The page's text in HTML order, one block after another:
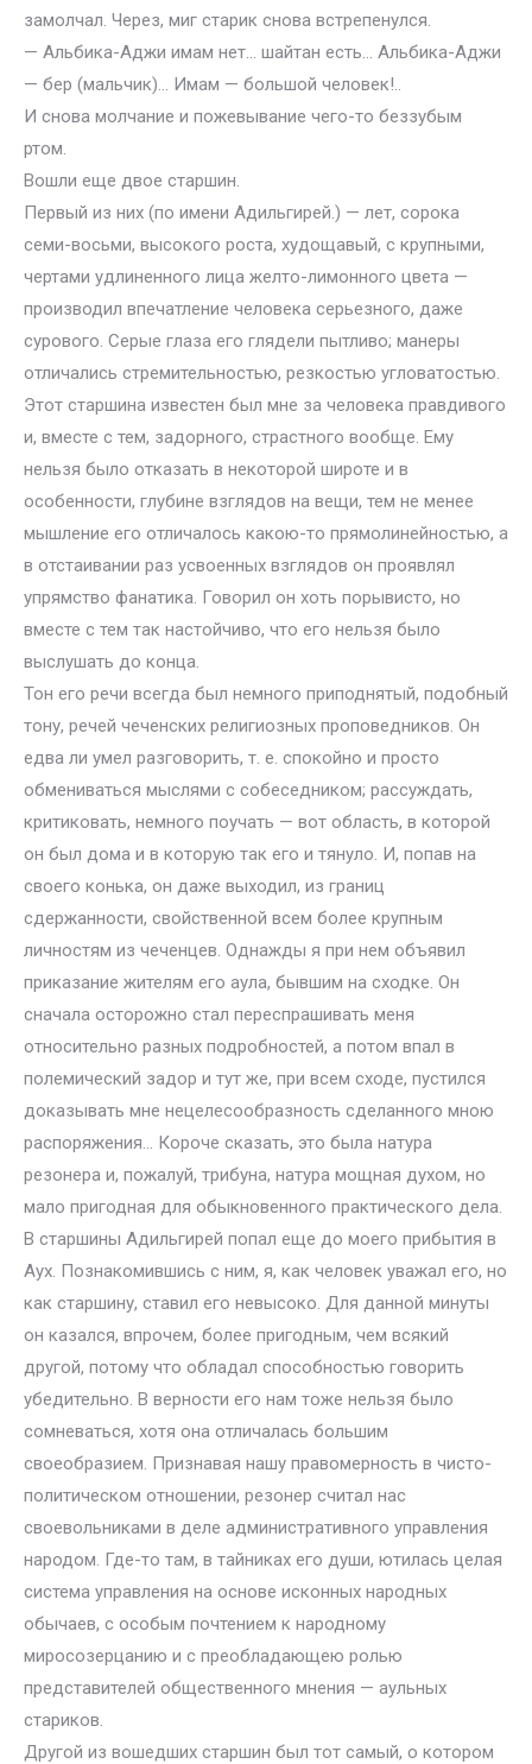
замолчал. Через, миг старик снова встрепенулся.
— Альбика-Аджи имам нет… шайтан есть… Альбика-Аджи
— бер (мальчик)… Имам — большой человек!..
И снова молчание и пожевывание чего-то беззубым
ртом.
Вошли еще двое старшин.
Первый из них (по имени Адильгирей.) — лет, сорока
семи-восьми, высокого роста, худощавый, с крупными,
чертами удлиненного лица желто-лимонного цвета —
производил впечатление человека серьезного, даже
сурового. Серые глаза его глядели пытливо; манеры
отличались стремительностью, резкостью угловатостью.
Этот старшина известен был мне за человека правдивого
и, вместе с тем, задорного, страстного вообще. Ему
нельзя было отказать в некоторой широте и в
особенности, глубине взглядов на вещи, тем не менее
мышление его отличалось какою-то прямолинейностью, а
в отстаивании раз усвоенных взглядов он проявлял
упрямство фанатика. Говорил он хоть порывисто, но
вместе с тем так настойчиво, что его нельзя было
выслушать до конца.
Тон его речи всегда был немного приподнятый, подобный
тону, речей чеченских религиозных проповедников. Он
едва ли умел разговорить, т. е. спокойно и просто
обмениваться мыслями с собеседником; рассуждать,
критиковать, немного поучать — вот область, в которой
он был дома и в которую так его и тянуло. И, попав на
своего конька, он даже выходил, из границ
сдержанности, свойственной всем более крупным
личностям из чеченцев. Однажды я при нем объявил
приказание жителям его аула, бывшим на сходке. Он
сначала осторожно стал переспрашивать меня
относительно разных подробностей, а потом впал в
полемический задор и тут же, при всем сходе, пустился
доказывать мне нецелесообразность сделанного мною
распоряжения… Короче сказать, это была натура
резонера и, пожалуй, трибуна, натура мощная духом, но
мало пригодная для обыкновенного практического дела.
В старшины Адильгирей попал еще до моего прибытия в
Аух. Познакомившись с ним, я, как человек уважал его, но
как старшину, ставил его невысоко. Для данной минуты
он казался, впрочем, более пригодным, чем всякий
другой, потому что обладал способностью говорить
убедительно. В верности его нам тоже нельзя было
сомневаться, хотя она отличалась большим
своеобразием. Признавая нашу правомерность в чисто-
политическом отношении, резонер считал нас
своевольниками в деле административного управления
народом. Где-то там, в тайниках его души, ютилась целая
система управления на основе исконных народных
обычаев, с особым почтением к народному
миросозерцанию и с преобладающею ролью
представителей общественного мнения — аульных
стариков.
Другой из вошедших старшин был тот самый, о котором